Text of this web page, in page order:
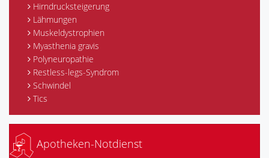
Hirndrucksteigerung
Lähmungen
Muskeldystrophien
Myasthenia gravis
Polyneuropathie
Restless-legs-Syndrom
Schwindel
Tics
Apotheken-Notdienst